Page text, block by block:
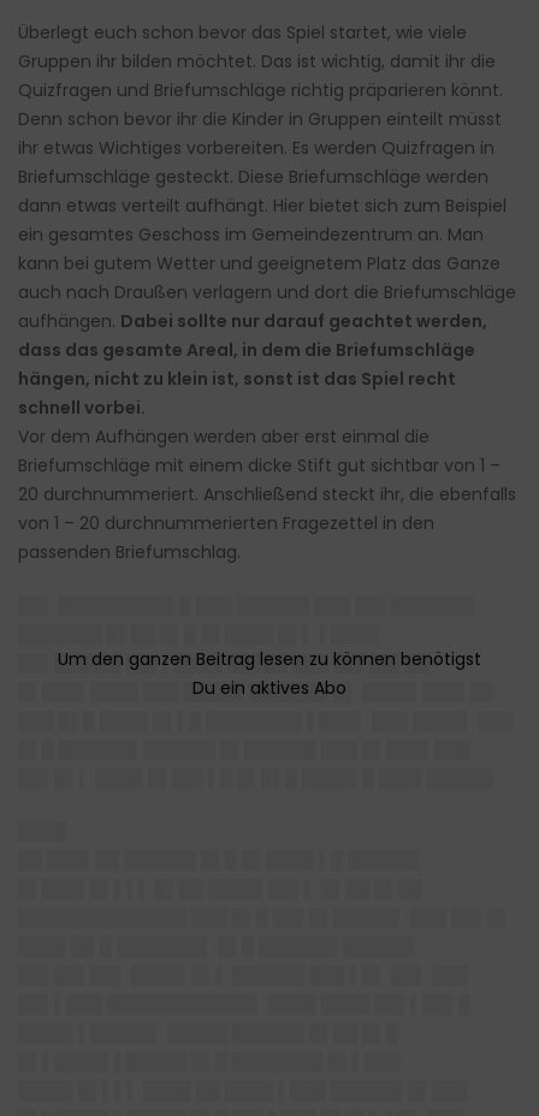
Überlegt euch schon bevor das Spiel startet, wie viele
Gruppen ihr bilden möchtet. Das ist wichtig, damit ihr die
Quizfragen und Briefumschläge richtig präparieren könnt.
Denn schon bevor ihr die Kinder in Gruppen einteilt müsst
ihr etwas Wichtiges vorbereiten. Es werden Quizfragen in
Briefumschläge gesteckt. Diese Briefumschläge werden
dann etwas verteilt aufhängt. Hier bietet sich zum Beispiel
ein gesamtes Geschoss im Gemeindezentrum an. Man
kann bei gutem Wetter und geeignetem Platz das Ganze
auch nach Draußen verlagern und dort die Briefumschläge
aufhängen. Dabei sollte nur darauf geachtet werden,
dass das gesamte Areal, in dem die Briefumschläge
hängen, nicht zu klein ist, sonst ist das Spiel recht
schnell vorbei.
Vor dem Aufhängen werden aber erst einmal die
Briefumschläge mit einem dicke Stift gut sichtbar von 1 –
20 durchnummeriert. Anschließend steckt ihr, die ebenfalls
von 1 – 20 durchnummerierten Fragezettel in den
passenden Briefumschlag.
██▌█████▌██▌▌████ █████ ███ ██▌██▌██
█▌███▌████ ███ █████ ██████▌█▌ ████▌███▌██